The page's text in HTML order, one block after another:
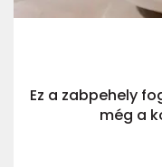
Ez a zabpehely
még a